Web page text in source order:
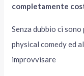
completamente
Senza dubbio ci
physical comedy ed
improvvisare